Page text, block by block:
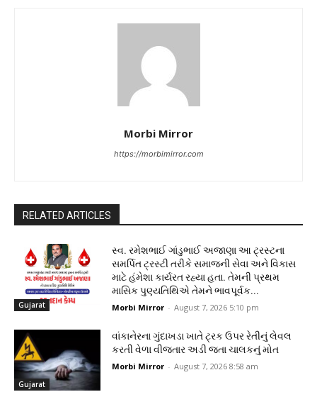
Morbi Mirror
https://morbimirror.com
RELATED ARTICLES
Gujarat
સ્વ. રમેશભાઈ ગાંડુભાઈ અજાણા આ ટ્રસ્ટના
સમર્પિત ટ્રસ્ટી તરીકે સમાજની સેવા અને વિકાસ
માટે હંમેશા કાર્યરત રહ્યા હતા. તેમની પ્રથમ
માસિક પુણ્યતિથિએ તેમને ભાવપૂર્વક...
Morbi Mirror - August 7, 2026 5:10 pm
Gujarat
વાંકાનેરના ગુંદાખડા ખાતે ટ્રક ઉપર રેતીનું લેવલ
કરતી વેળા વીજતાર અડી જતા ચાલકનું મોત
Morbi Mirror - August 7, 2026 8:58 am